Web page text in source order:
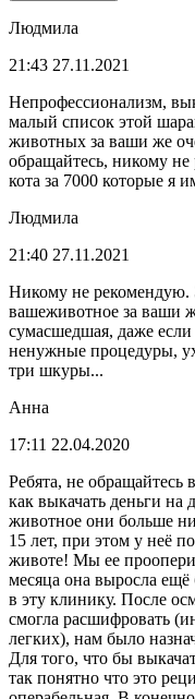
Людмила
21:43 27.11.2021
Непрофессионализм,
малый список этой
животных за ваши же
обращайтесь, никому
кота за 7000 которые я
Людмила
21:40 27.11.2021
Никому не рекомендую.
вашеживотное за ваши
сумасшедшая, даже
ненужные процедуры,
три шкуры...
Анна
17:11 22.04.2020
Ребята, не
как выкачать деньги
животное они больше
15 лет, при этом у неё
животе! Мы ее
месяца она выросла
в эту клинику. После
смогла расшифровать
легких), нам было
Для того, что бы
так понятно что это